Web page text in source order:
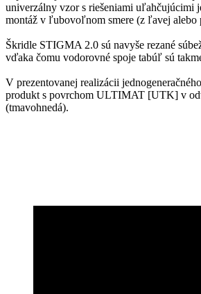
univerzálny vzor s riešeniami uľahčujúcimi
montáž v ľubovoľnom smere (z ľavej alebo
Škridle STIGMA 2.0 sú navyše rezané
vďaka čomu vodorovné spoje tabúľ sú
V prezentovanej realizácii
produkt s povrchom ULTIMAT [UTK] v
(tmavohnedá).